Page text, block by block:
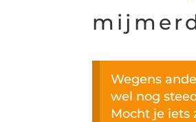
Wegens
wel nog
Mocht je iets